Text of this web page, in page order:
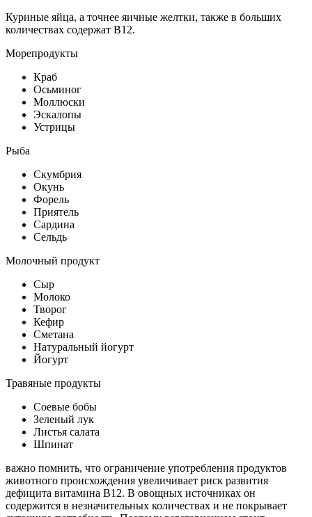
Куриные яйца, а точнее яичные желтки, также в больших
количествах содержат B12.
Морепродукты
Краб
Осьминог
Моллюски
Эскалопы
Устрицы
Рыба
Скумбрия
Окунь
Форель
Приятель
Сардина
Сельдь
Молочный продукт
Сыр
Молоко
Творог
Кефир
Сметана
Натуральный йогурт
Йогурт
Травяные продукты
Соевые бобы
Зеленый лук
Листья салата
Шпинат
важно помнить, что ограничение употребления продуктов
животного происхождения увеличивает риск развития
дефицита витамина B12. В овощных источниках он
содержится в незначительных количествах и не покрывает